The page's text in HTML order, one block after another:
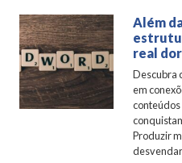
Além
real
Descubra
em
Produzir